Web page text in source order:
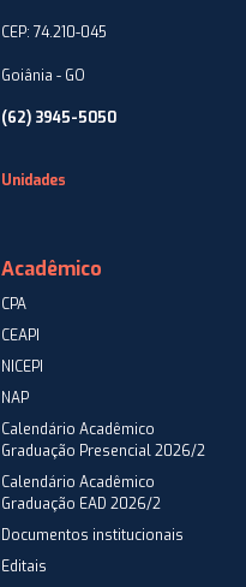
Acadêmico
CPA
CEAPI
NICEPI
NAP
Calendário Acadêmico
Graduação Presencial 2026/2
Calendário Acadêmico
Graduação EAD 2026/2
Documentos institucionais
Editais
CEP: 74.210-045
Goiânia - GO
(62) 3945-5050
Unidades